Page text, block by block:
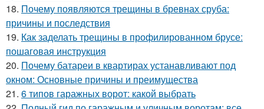
18. Почему появляются трещины в бревнах сруба:
причины и последствия
19. Как заделать трещины в профилированном брусе:
пошаговая инструкция
20. Почему батареи в квартирах устанавливают под
окном: Основные причины и преимущества
21. 6 типов гаражных ворот: какой выбрать